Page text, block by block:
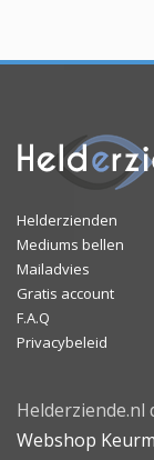
Helderzienden
Mediums bellen
Mailadvies
Gratis account
F.A.Q
Privacybeleid
Helderziende.nl
Webshop